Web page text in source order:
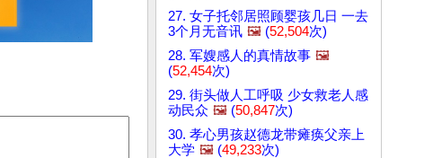
27. 女子托邻居照顾婴孩几日 一去
3个月无音讯 🖼️ (52,504次)
28. 军嫂感人的真情故事 🖼️
(52,454次)
29. 街头做人工呼吸 少女救老人感
动民众 🖼️ (50,847次)
30. 孝心男孩赵德龙带瘫痪父亲上
大学 🖼️ (49,233次)